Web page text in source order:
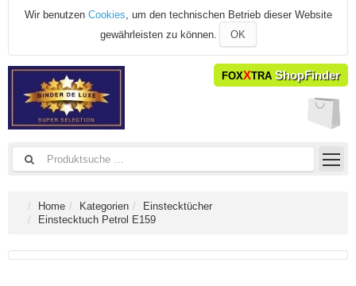
Wir benutzen Cookies, um den technischen Betrieb dieser Website
gewährleisten zu können.
OK
FOXXTRA ShopFinder
Home Kategorien
Einstecktücher
Einstecktuch Petrol E159